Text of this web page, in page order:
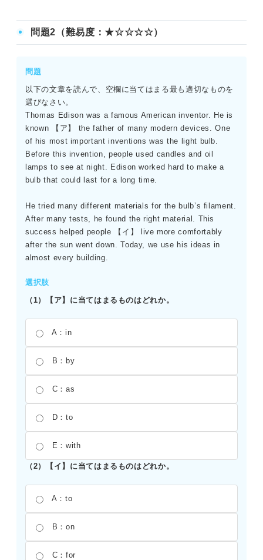
「in order to ――」は「――するために」という目的を表
す表現。文脈は「目を覚まして一日を始めるために、サラ
time（間に合って）、in short（要するに）となり、文意が
通らない。
問題2（難易度：★☆☆☆☆）
問題
以下の文章を読んで、空欄に当てはまる最も適切なものを
選びなさい。
Thomas Edison was a famous American inventor. He is
known 【ア】 the father of many modern devices. One
of his most important inventions was the light bulb.
Before this invention, people used candles and oil
lamps to see at night. Edison worked hard to make a
bulb that could last for a long time.
He tried many different materials for the bulb’s filament.
After many tests, he found the right material. This
success helped people 【イ】 live more comfortably
after the sun went down. Today, we use his ideas in
almost every building.
選択肢
（1）【ア】に当てはまるものはどれか。
A：in
B：by
C：as
D：to
E：with
（2）【イ】に当てはまるものはどれか。
A：to
B：on
C：for